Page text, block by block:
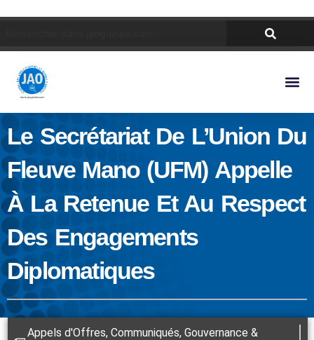
Le Secrétariat De L’Union Du
Fleuve Mano (UFM) Appelle
À La Retenue Et Au Respect
Des Engagements
Diplomatiques
Appels d'Offres, Communiqués, Gouvernance &